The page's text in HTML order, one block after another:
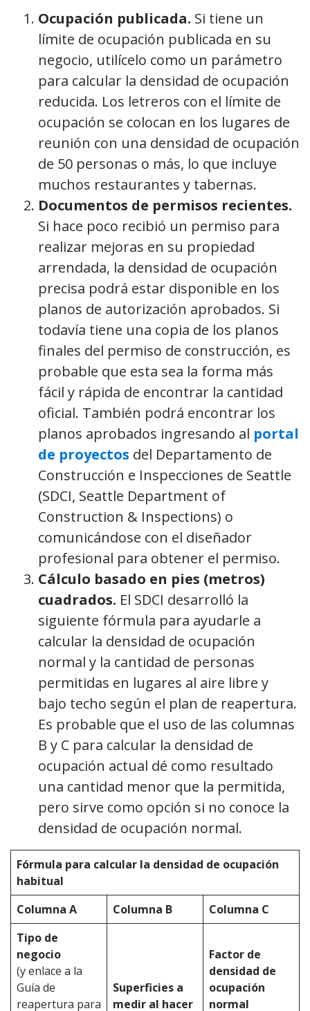
Ocupación publicada. Si tiene un
límite de ocupación publicada en su
negocio, utilícelo como un parámetro
para calcular la densidad de ocupación
reducida. Los letreros con el límite de
ocupación se colocan en los lugares de
reunión con una densidad de ocupación
de 50 personas o más, lo que incluye
muchos restaurantes y tabernas.
Documentos de permisos recientes.
Si hace poco recibió un permiso para
realizar mejoras en su propiedad
arrendada, la densidad de ocupación
precisa podrá estar disponible en los
planos de autorización aprobados. Si
todavía tiene una copia de los planos
finales del permiso de construcción, es
probable que esta sea la forma más
fácil y rápida de encontrar la cantidad
oficial. También podrá encontrar los
planos aprobados ingresando al portal
de proyectos del Departamento de
Construcción e Inspecciones de Seattle
(SDCI, Seattle Department of
Construction & Inspections) o
comunicándose con el diseñador
profesional para obtener el permiso.
Cálculo basado en pies (metros)
cuadrados. El SDCI desarrolló la
siguiente fórmula para ayudarle a
calcular la densidad de ocupación
normal y la cantidad de personas
permitidas en lugares al aire libre y
bajo techo según el plan de reapertura.
Es probable que el uso de las columnas
B y C para calcular la densidad de
ocupación actual dé como resultado
una cantidad menor que la permitida,
pero sirve como opción si no conoce la
densidad de ocupación normal.
Fórmula para calcular la densidad de ocupación
habitual
Columna A
Columna B
Columna C
Tipo de
negocio
(y enlace a la
Guía de
reapertura para
Superficies a
medir al hacer
Factor de
densidad de
ocupación
normal